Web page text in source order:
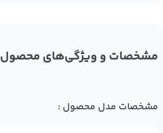
مشخصات و ویژگی‌های محصول
مشخصات مدل محصول :